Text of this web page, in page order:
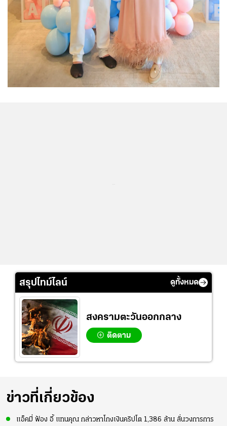
สรุปไทม์ไลน์ ดูทั้งหมด
สงครามตะวันออกกลาง
ติดตาม
ข่าวที่เกี่ยวข้อง
แอ็คมี่ ฟ้อง อี้ แทนคุณ กล่าวหาโกงเงินคริปโต 1,386 ล้าน ลั่นวงการการ